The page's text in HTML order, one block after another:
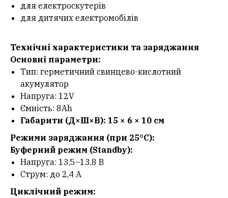
для електроскутерів
для дитячих електромобілів
Технічні характеристики та заряджання
Основні параметри:
Тип: герметичний свинцево-кислотний
акумулятор
Напруга: 12V
Ємність: 8Ah
Габарити (Д×Ш×В): 15 × 6 × 10 см
Режими заряджання (при 25°C):
Буферний режим (Standby):
Напруга: 13,5–13,8 В
Струм: до 2,4 А
Циклічний режим: